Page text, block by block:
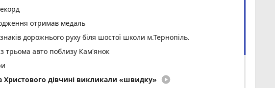
отримав медаль
дорожнього руху біля шостої школи м.Тернопіль.
трьома авто поблизу Кам'янок
Христового дівчині викликали «швидку» play_circle_filled